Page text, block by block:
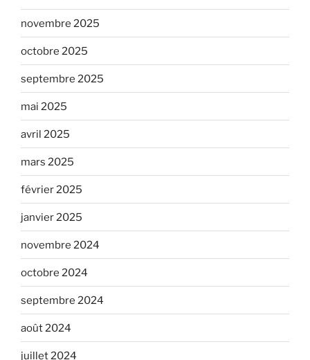
novembre 2025
octobre 2025
septembre 2025
mai 2025
avril 2025
mars 2025
février 2025
janvier 2025
novembre 2024
octobre 2024
septembre 2024
août 2024
juillet 2024